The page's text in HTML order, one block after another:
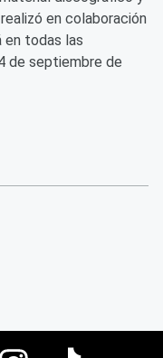
en colaboración
en todas las
de septiembre de